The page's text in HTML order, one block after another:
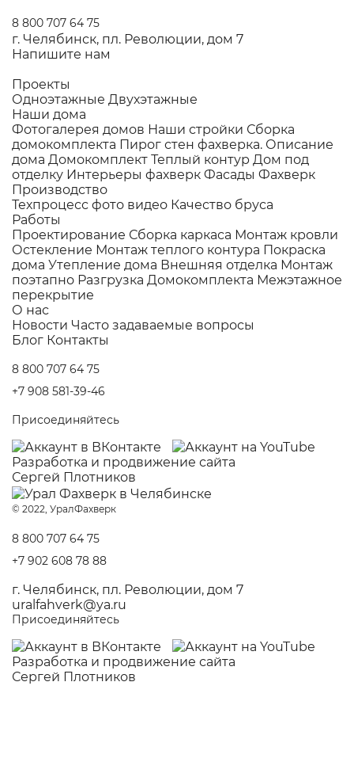
8 800 707 64 75
г. Челябинск, пл. Революции, дом 7
Напишите нам
Проекты
Одноэтажные Двухэтажные
Наши дома
Фотогалерея домов Наши стройки Сборка
домокомплекта Пирог стен фахверка. Описание
дома Домокомплект Теплый контур Дом под
отделку Интерьеры фахверк Фасады Фахверк
Производство
Техпроцесс фото видео Качество бруса
Работы
Проектирование Сборка каркаса Монтаж кровли
Остекление Монтаж теплого контура Покраска
дома Утепление дома Внешняя отделка Монтаж
поэтапно Разгрузка Домокомплекта Межэтажное
перекрытие
О нас
Новости Часто задаваемые вопросы
Блог Контакты
8 800 707 64 75
+7 908 581-39-46
Присоединяйтесь
Разработка и продвижение сайта
Сергей Плотников
© 2022, УралФахверк
8 800 707 64 75
+7 902 608 78 88
г. Челябинск, пл. Революции, дом 7
uralfahverk@ya.ru
Присоединяйтесь
Разработка и продвижение сайта
Сергей Плотников